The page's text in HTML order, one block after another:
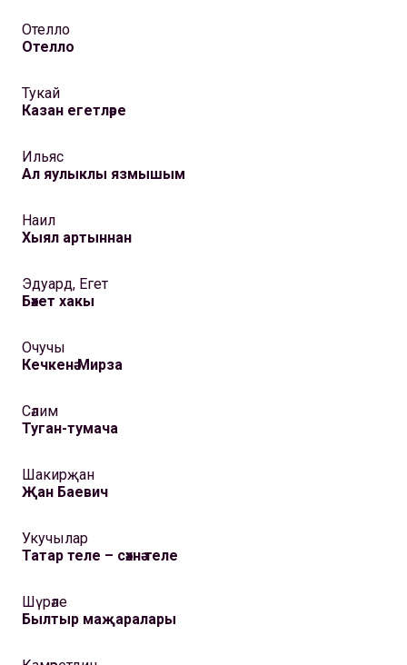
Отелло
Отелло
Тукай
Казан егетләре
Ильяс
Ал яулыклы язмышым
Наил
Хыял артыннан
Эдуард, Егет
Бәхет хакы
Очучы
Кечкенә Мирза
Сәлим
Туган-тумача
Шакирҗан
Җан Баевич
Укучылар
Татар теле – сәхнә теле
Шүрәле
Былтыр маҗаралары